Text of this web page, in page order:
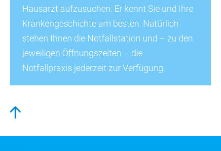
Hausarzt aufzusuchen. Er kennt Sie und Ihre
Krankengeschichte am besten. Natürlich
stehen Ihnen die Notfallstation und – zu den
jeweiligen Öffnungszeiten – die
Notfallpraxis jederzeit zur Verfügung.